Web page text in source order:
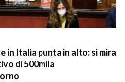
in Italia punta in alto: si mira
di 500mila